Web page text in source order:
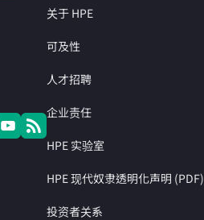
关于 HPE
可及性
人才招聘
企业责任
HPE 实验室
HPE 现代奴隶透明化声明 (PDF)
投资者关系